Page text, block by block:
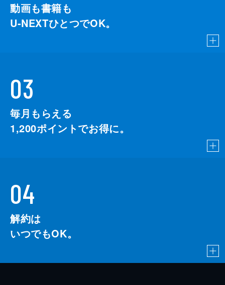
動画も書籍も
U-NEXTひとつでOK。
03
毎月もらえる
1,200ポイントでお得に。
04
解約は
いつでもOK。